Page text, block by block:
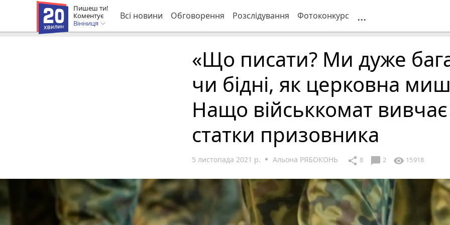
Пишеш ти!
Коментує
Вінниця
Всі новини Обговорення Розслідування Фотоконкурс ...
«Що писати? Ми дуже
чи бідні, як церковна
Нащо військкомат вивчає
статки призовника
5 листопада 2021 р. Альона РЯБОКОНЬ share 8 chat_bubble 2 visibility 15918